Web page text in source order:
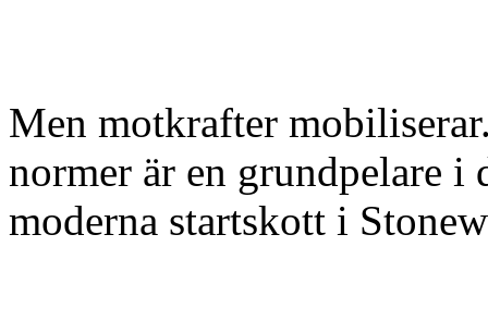
Men motkrafter
normer är en grundpelare i
moderna startskott i